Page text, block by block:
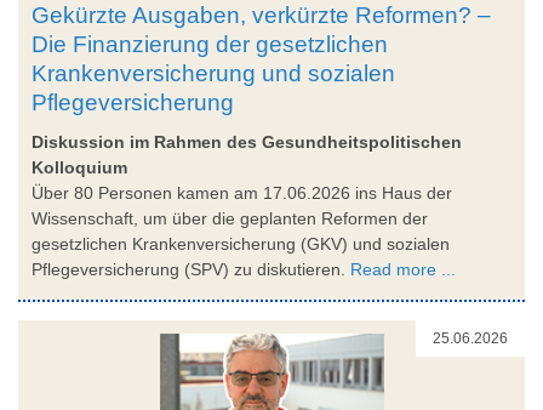
Gekürzte Ausgaben, verkürzte Reformen? –
Die Finanzierung der gesetzlichen
Krankenversicherung und sozialen
Pflegeversicherung
Diskussion im Rahmen des Gesundheitspolitischen
Kolloquium
Über 80 Personen kamen am 17.06.2026 ins Haus der
Wissenschaft, um über die geplanten Reformen der
gesetzlichen Krankenversicherung (GKV) und sozialen
Pflegeversicherung (SPV) zu diskutieren. Read more ...
25.06.2026